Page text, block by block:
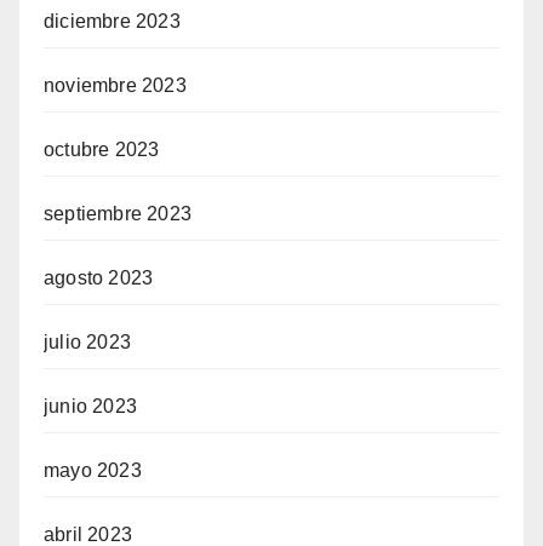
diciembre 2023
noviembre 2023
octubre 2023
septiembre 2023
agosto 2023
julio 2023
junio 2023
mayo 2023
abril 2023